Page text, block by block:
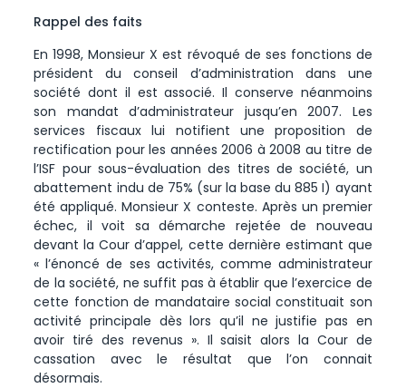
Rappel des faits
En 1998, Monsieur X est révoqué de ses fonctions de
président du conseil d’administration dans une
société dont il est associé. Il conserve néanmoins
son mandat d’administrateur jusqu’en 2007. Les
services fiscaux lui notifient une proposition de
rectification pour les années 2006 à 2008 au titre de
l’ISF pour sous-évaluation des titres de société, un
abattement indu de 75% (sur la base du 885 I) ayant
été appliqué. Monsieur X conteste. Après un premier
échec, il voit sa démarche rejetée de nouveau
devant la Cour d’appel, cette dernière estimant que
« l’énoncé de ses activités, comme administrateur
de la société, ne suffit pas à établir que l’exercice de
cette fonction de mandataire social constituait son
activité principale dès lors qu’il ne justifie pas en
avoir tiré des revenus ». Il saisit alors la Cour de
cassation avec le résultat que l’on connait
désormais.